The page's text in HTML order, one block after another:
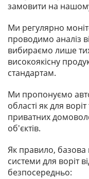
замовити на
Ми регулярно
проводимо аналіз
вибираємо лише
високоякісну
стандартам.
Ми пропонуємо
області як для
приватних
об'єктів.
Як правило, базова
системи для воріт
безпосередньо: